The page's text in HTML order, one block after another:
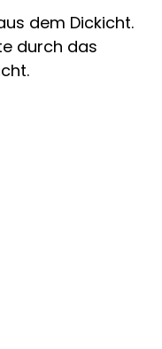
dem Dickicht.
durch das